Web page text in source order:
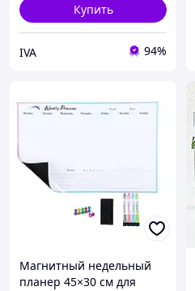
Купить
IVA 94%
Магнитный недельный
планер 45×30 см для